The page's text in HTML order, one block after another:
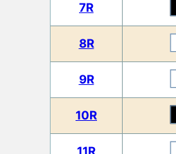
7R
8R
9R
10R
11R